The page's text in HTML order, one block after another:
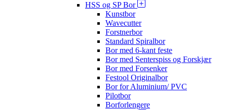
HSS og SP Bor
Kunstbor
Wavecutter
Forstnerbor
Standard Spiralbor
Bor med 6-kant feste
Bor med Senterspiss og Forskjær
Bor med Forsenker
Festool Originalbor
Bor for Aluminium/ PVC
Pilotbor
Borforlengere